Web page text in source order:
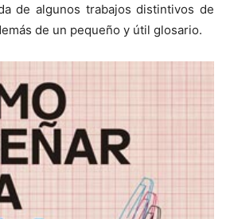
de algunos trabajos distintivos de
de un pequeño y útil glosario.